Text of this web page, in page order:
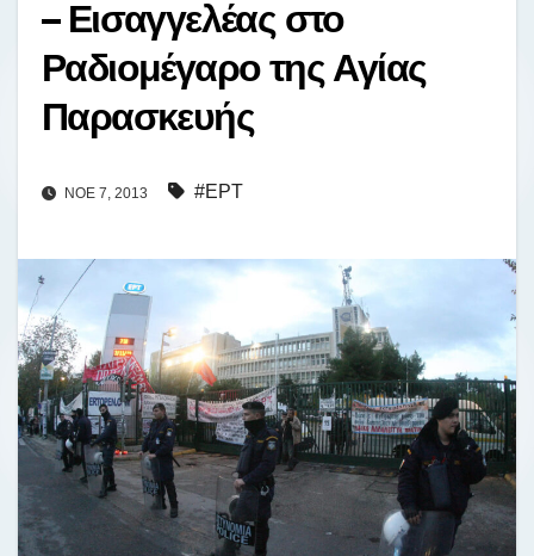
– Εισαγγελέας στο
Ραδιομέγαρο της Αγίας
Παρασκευής
ΝΟΈ 7, 2013 #ΕΡΤ